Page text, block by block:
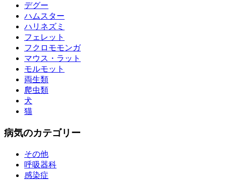
デグー
ハムスター
ハリネズミ
フェレット
フクロモモンガ
マウス・ラット
モルモット
両生類
爬虫類
犬
猫
病気のカテゴリー
その他
呼吸器科
感染症